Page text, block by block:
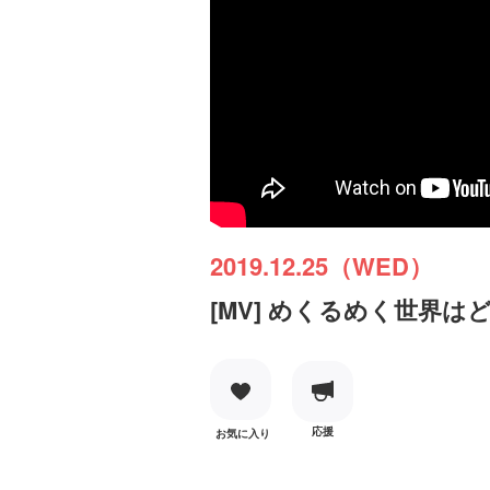
2019.12.25（WED）
[MV] めくるめく世界は
お気に入り 応援